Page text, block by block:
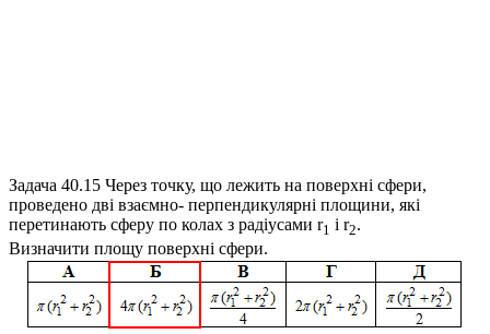
Задача 40.15 Через точку, що лежить на поверхні сфери,
проведено дві взаємно- перпендикулярні площини, які
перетинають сферу по колах з радіусами r1 і r2.
Визначити площу поверхні сфери.